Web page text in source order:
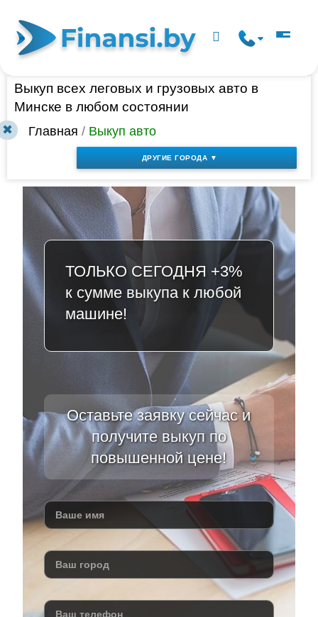
✖
Выкуп всех леговых и грузовых авто в
Минске в любом состоянии
Главная / Выкуп авто
ДРУГИЕ ГОРОДА ▼
ТОЛЬКО СЕГОДНЯ +3%
к сумме выкупа к любой
машине!
Оставьте заявку сейчас и
получите выкуп по
повышенной цене!